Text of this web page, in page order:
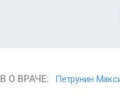
О ВРАЧЕ: Петрунин